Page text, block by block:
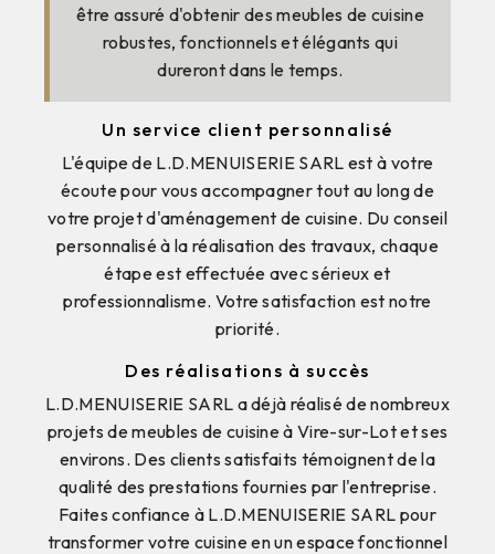
être assuré d'obtenir des meubles de cuisine
robustes, fonctionnels et élégants qui
dureront dans le temps.
Un service client personnalisé
L'équipe de L.D.MENUISERIE SARL est à votre
écoute pour vous accompagner tout au long de
votre projet d'aménagement de cuisine. Du conseil
personnalisé à la réalisation des travaux, chaque
étape est effectuée avec sérieux et
professionnalisme. Votre satisfaction est notre
priorité.
Des réalisations à succès
L.D.MENUISERIE SARL a déjà réalisé de nombreux
projets de meubles de cuisine à Vire-sur-Lot et ses
environs. Des clients satisfaits témoignent de la
qualité des prestations fournies par l'entreprise.
Faites confiance à L.D.MENUISERIE SARL pour
transformer votre cuisine en un espace fonctionnel